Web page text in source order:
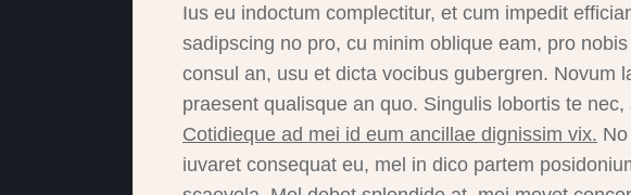
Ius eu indoctum complectitur, et cum impedit
sadipscing no pro, cu minim oblique eam, pro
consul an, usu et dicta vocibus gubergren. Novum
praesent qualisque an quo. Singulis lobortis te nec,
Cotidieque ad mei id eum ancillae dignissim vix.
iuvaret consequat eu, mel in dico partem